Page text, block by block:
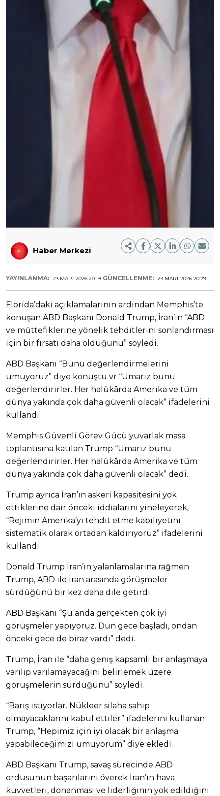
Haber Merkezi
YAYINLANMA: 23 MART 2026 20:19 GÜNCELLENME: 23 MART 2026 20:29
Florida’daki açıklamalarının ardından Memphis’te
konuşan ABD Başkanı Donald Trump, İran’ın “ABD
ve müttefiklerine yönelik tehditlerini sonlandırması
için bir fırsatı daha olduğunu” söyledi.
ABD Başkanı “Bunu değerlendirmelerini
umuyoruz” diye konuştu vr “Umarız bunu
değerlendirirler. Her halükârda Amerika ve tüm
dünya yakında çok daha güvenli olacak” ifadelerini
kullandı
Memphis Güvenli Görev Gücü yuvarlak masa
toplantısına katılan Trump “Umarız bunu
değerlendirirler. Her halükârda Amerika ve tüm
dünya yakında çok daha güvenli olacak” dedi.
Trump ayrıca İran’ın askeri kapasitesini yok
ettiklerine dair önceki iddialarını yineleyerek,
“Rejimin Amerika’yı tehdit etme kabiliyetini
sistematik olarak ortadan kaldırıyoruz” ifadelerini
kullandı.
Donald Trump İran’ın yalanlamalarına rağmen
Trump, ABD ile İran arasında görüşmeler
sürdüğünü bir kez daha dile getirdi.
ABD Başkanı “Şu anda gerçekten çok iyi
görüşmeler yapıyoruz. Dün gece başladı, ondan
önceki gece de biraz vardı” dedi.
Trump, İran ile “daha geniş kapsamlı bir anlaşmaya
varılıp varılamayacağını belirlemek üzere
görüşmelerin sürdüğünü” söyledi.
“Barış istiyorlar. Nükleer silaha sahip
olmayacaklarını kabul ettiler” ifadelerini kullanan
Trump, “Hepimiz için iyi olacak bir anlaşma
yapabileceğimizi umuyorum” diye ekledi.
ABD Başkanı Trump, savaş sürecinde ABD
ordusunun başarılarını överek İran’ın hava
kuvvetleri, donanması ve liderliğinin yok edildiğini